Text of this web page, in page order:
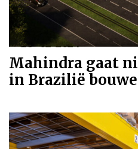
28-02-2024
Mahindra gaat
in Brazilië